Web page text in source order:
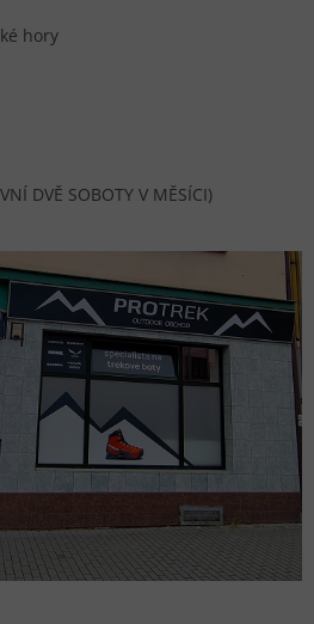
hory
DVĚ SOBOTY V MĚSÍCI)